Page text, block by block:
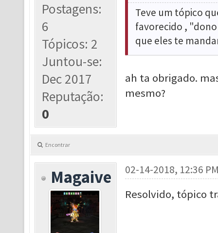
Postagens:
6
Tópicos: 2
Juntou-se:
Dec 2017
Reputação:
0
Teve um tópico
favorecido ,
que eles te
ah ta obrigado.
mesmo?
Encontrar
Magaive 02-14-2018, 12:36
Resolvido, tópico